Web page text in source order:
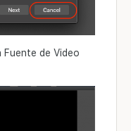
Fuente de Video